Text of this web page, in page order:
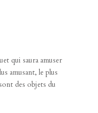
qui saura amuser
amusant, le plus
des objets du